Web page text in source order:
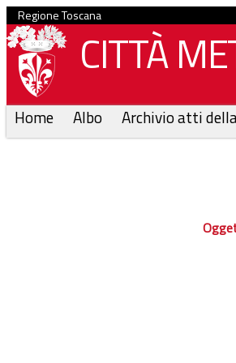
Regione Toscana
CITTÀ
Home Albo Archivio atti